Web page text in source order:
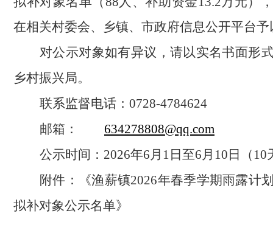
在相关村委会、乡镇、市政府信息公开平台予
对公示对象如有异议，请以实名书面形
乡村振兴局。
联系监督电话： 0728-4784624
邮箱：
634278808@qq.com
公示时间： 2026年6月1日至6月10日（10
附件：《渔薪镇2026年春季学期雨露计
拟补对象公示名单》